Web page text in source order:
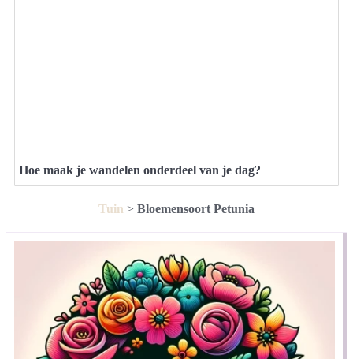
Hoe maak je wandelen onderdeel van je dag?
Tuin > Bloemensoort Petunia